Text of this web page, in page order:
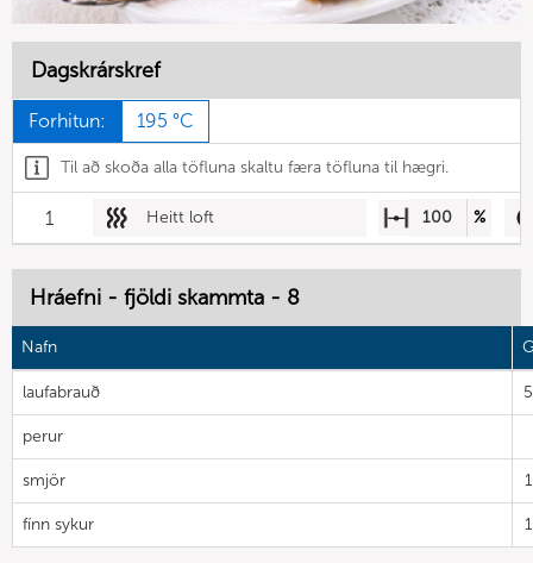
Dagskrárskref
Forhitun: 195 °C
Til að skoða alla töfluna skaltu færa töfluna til hægri.
1 Heitt loft 100 %
Hráefni - fjöldi skammta - 8
Nafn
laufabrauð
perur
smjör
fínn sykur